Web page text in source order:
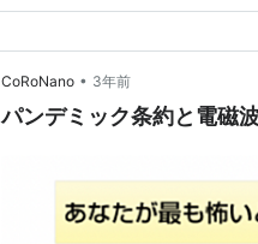
営支援 ・高齢者、障害者など要
CoRoNano • 3年前
パンデミック条約と電磁